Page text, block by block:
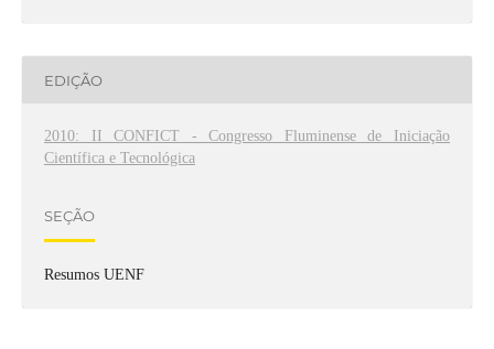
EDIÇÃO
2010: II CONFICT - Congresso Fluminense de Iniciação
Científica e Tecnológica
SEÇÃO
Resumos UENF